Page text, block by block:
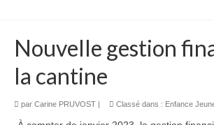
Nouvelle gestion
la cantine
par Carine PRUVOST| Classé dans : Enfance